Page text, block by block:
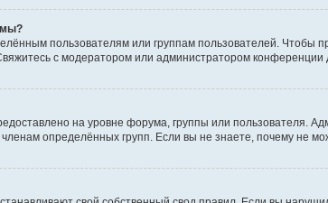
пользователям или группам пользователей. Чтобы
с модератором или администратором конференции
на уровне форума, группы или пользователя.
определённых групп. Если вы не знаете, почему не